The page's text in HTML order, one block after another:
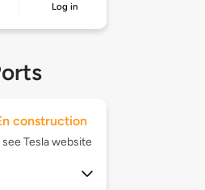
Log in
construction
Tesla website